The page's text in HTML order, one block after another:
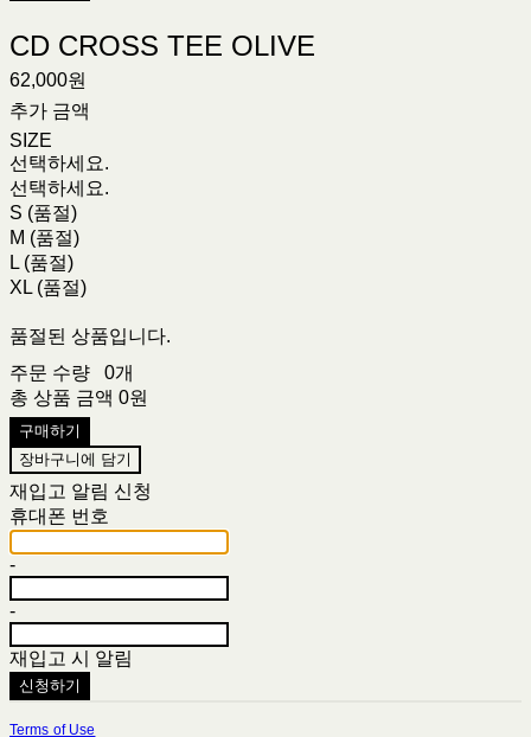
CD CROSS TEE OLIVE
62,000원
추가 금액
SIZE
선택하세요.
선택하세요.
S (품절)
M (품절)
L (품절)
XL (품절)
품절된 상품입니다.
주문 수량
0개
총 상품 금액 0원
구매하기
장바구니에 담기
재입고 알림 신청
휴대폰 번호
-
-
재입고 시 알림
신청하기
Terms of Use